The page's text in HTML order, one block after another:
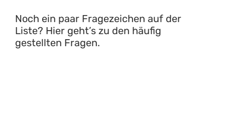
Noch ein paar Fragezeichen auf der
Liste? Hier geht’s zu den häufig
gestellten Fragen.